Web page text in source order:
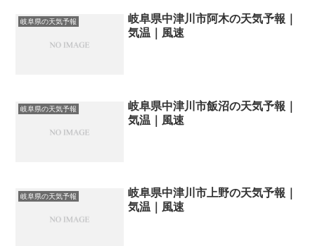
岐阜県の天気予報
岐阜県中津川市阿木の天気予報｜
気温｜風速
岐阜県の天気予報
岐阜県中津川市飯沼の天気予報｜
気温｜風速
岐阜県の天気予報
岐阜県中津川市上野の天気予報｜
気温｜風速